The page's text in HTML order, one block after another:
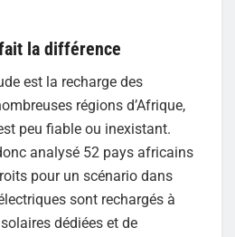
la différence
est la recharge des
régions d’Afrique,
peu fiable ou inexistant.
analysé 52 pays africains
pour un scénario dans
sont rechargés à
dédiées et de